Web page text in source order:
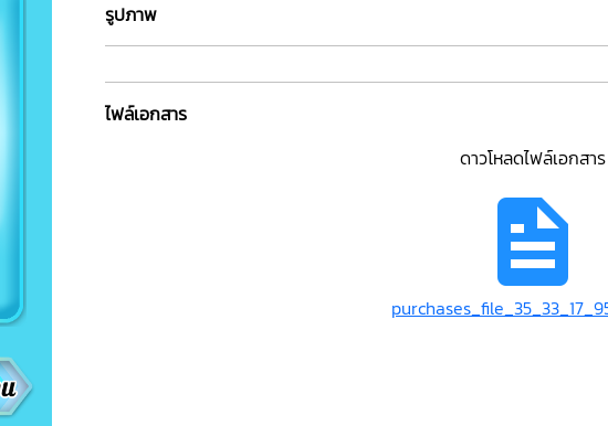
รูปภาพ
ไฟล์เอกสาร
ดาวโหลดไฟล์เอกสาร